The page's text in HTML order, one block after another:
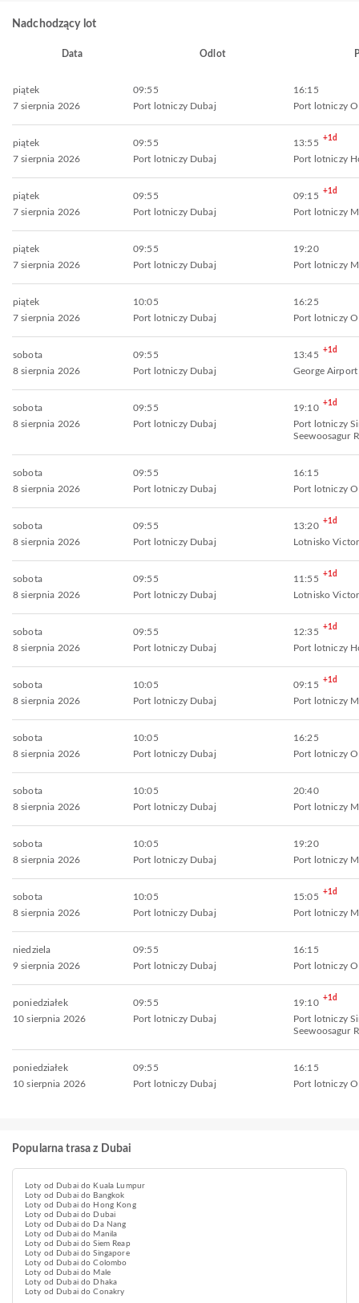
Nadchodzący lot
Data Odlot
piątek
7 sierpnia 2026
09:55
Port lotniczy Dubaj
16:15
Port lotniczy
piątek
7 sierpnia 2026
09:55
Port lotniczy Dubaj
13:55 +1d
Port lotniczy
piątek
7 sierpnia 2026
09:55
Port lotniczy Dubaj
09:15 +1d
Port lotniczy
piątek
7 sierpnia 2026
09:55
Port lotniczy Dubaj
19:20
Port lotniczy
piątek
7 sierpnia 2026
10:05
Port lotniczy Dubaj
16:25
Port lotniczy
sobota
8 sierpnia 2026
09:55
Port lotniczy Dubaj
13:45 +1d
George Airport
sobota
8 sierpnia 2026
09:55
Port lotniczy Dubaj
19:10 +1d
Port lotniczy
Seewoosagur
sobota
8 sierpnia 2026
09:55
Port lotniczy Dubaj
16:15
Port lotniczy
sobota
8 sierpnia 2026
09:55
Port lotniczy Dubaj
13:20 +1d
Lotnisko
sobota
8 sierpnia 2026
09:55
Port lotniczy Dubaj
11:55 +1d
Lotnisko
sobota
8 sierpnia 2026
09:55
Port lotniczy Dubaj
12:35 +1d
Port lotniczy
sobota
8 sierpnia 2026
10:05
Port lotniczy Dubaj
09:15 +1d
Port lotniczy
sobota
8 sierpnia 2026
10:05
Port lotniczy Dubaj
16:25
Port lotniczy
sobota
8 sierpnia 2026
10:05
Port lotniczy Dubaj
20:40
Port lotniczy
sobota
8 sierpnia 2026
10:05
Port lotniczy Dubaj
19:20
Port lotniczy
sobota
8 sierpnia 2026
10:05
Port lotniczy Dubaj
15:05 +1d
Port lotniczy
niedziela
9 sierpnia 2026
09:55
Port lotniczy Dubaj
16:15
Port lotniczy
poniedziałek
10 sierpnia 2026
09:55
Port lotniczy Dubaj
19:10 +1d
Port lotniczy
Seewoosagur
poniedziałek
10 sierpnia 2026
09:55
Port lotniczy Dubaj
16:15
Port lotniczy
Popularna trasa z Dubai
Loty od Dubai do Kuala Lumpur
Loty od Dubai do Bangkok
Loty od Dubai do Hong Kong
Loty od Dubai do Dubai
Loty od Dubai do Da Nang
Loty od Dubai do Manila
Loty od Dubai do Siem Reap
Loty od Dubai do Singapore
Loty od Dubai do Colombo
Loty od Dubai do Male
Loty od Dubai do Dhaka
Loty od Dubai do Conakry